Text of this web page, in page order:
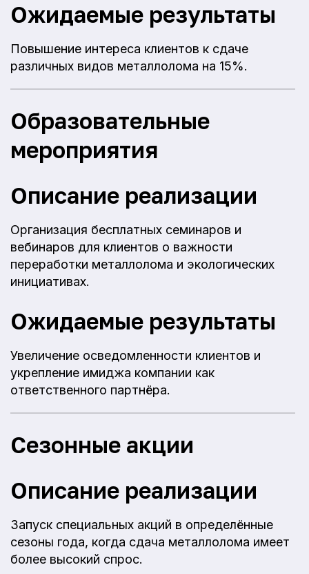
Ожидаемые результаты
Повышение интереса клиентов к сдаче
различных видов металлолома на 15%.
Образовательные
мероприятия
Описание реализации
Организация бесплатных семинаров и
вебинаров для клиентов о важности
переработки металлолома и экологических
инициативах.
Ожидаемые результаты
Увеличение осведомленности клиентов и
укрепление имиджа компании как
ответственного партнёра.
Сезонные акции
Описание реализации
Запуск специальных акций в определённые
сезоны года, когда сдача металлолома имеет
более высокий спрос.